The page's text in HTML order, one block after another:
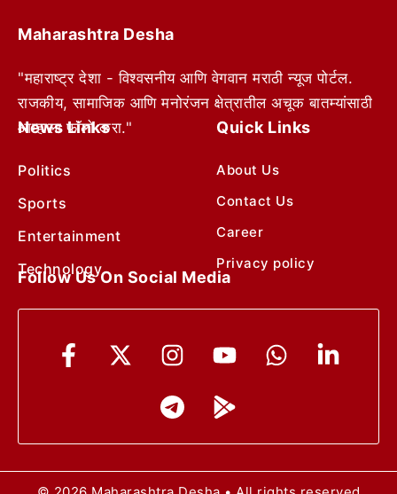
Maharashtra Desha
"महाराष्ट्र देशा - विश्वसनीय आणि वेगवान मराठी न्यूज पोर्टल.
राजकीय, सामाजिक आणि मनोरंजन क्षेत्रातील अचूक बातम्यांसाठी
आम्हाला फॉलो करा."
News Links
Politics
Sports
Entertainment
Technology
Quick Links
About Us
Contact Us
Career
Privacy policy
Follow Us On Social Media